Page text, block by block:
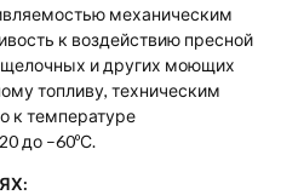
механическим
к воздействию пресной
и других моющих
топливу, техническим
к температуре
до –60ºС.